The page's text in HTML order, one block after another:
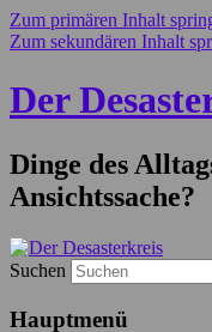
Zum primären Inhalt
Zum sekundären Inhalt
Der
Dinge des
Ansichtssache?
Suchen
Hauptmenü